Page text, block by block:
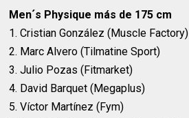
Men´s Physique más de 175 cm
1. Cristian González (Muscle Factory)
2. Marc Alvero (Tilmatine Sport)
3. Julio Pozas (Fitmarket)
4. David Barquet (Megaplus)
5. Víctor Martínez (Fym)